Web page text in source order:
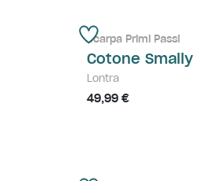
Scarpa Primi Passi
Cotone Smally
Lontra
49,99 €